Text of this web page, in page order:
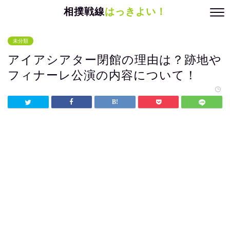
相撲戦線はっきよい！
未分類
アイアシアター閉館の理由は？跡地や
フィナーレ公演の内容について！